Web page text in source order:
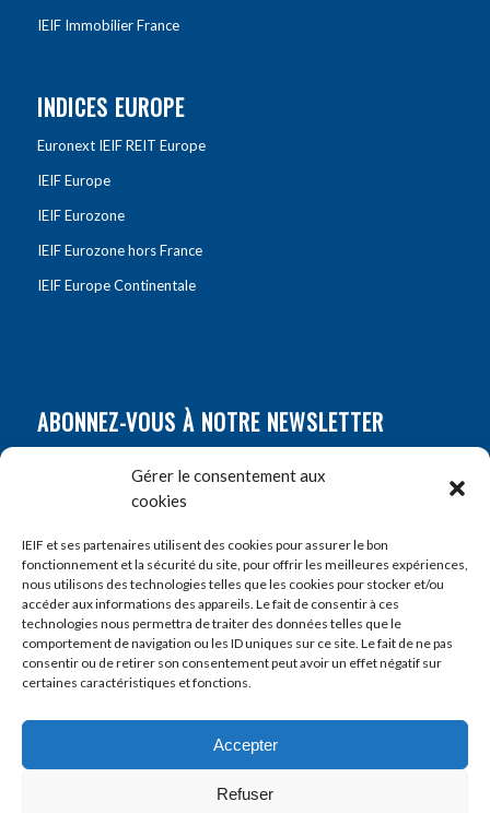
Gérer le consentement aux
cookies
IEIF et ses partenaires utilisent des cookies pour assurer le bon
fonctionnement et la sécurité du site, pour offrir les meilleures expériences,
nous utilisons des technologies telles que les cookies pour stocker et/ou
accéder aux informations des appareils. Le fait de consentir à ces
technologies nous permettra de traiter des données telles que le
comportement de navigation ou les ID uniques sur ce site. Le fait de ne pas
consentir ou de retirer son consentement peut avoir un effet négatif sur
certaines caractéristiques et fonctions.
Accepter
Refuser
IEIF Immobilier France
INDICES EUROPE
Euronext IEIF REIT Europe
IEIF Europe
IEIF Eurozone
IEIF Eurozone hors France
IEIF Europe Continentale
ABONNEZ-VOUS À NOTRE NEWSLETTER
Prénom*
E-mail*